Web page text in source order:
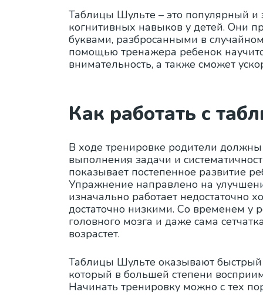
Таблицы Шульте – это популярный и
когнитивных навыков у детей. Они
буквами, разбросанными в
помощью тренажера ребенок
внимательность, а также сможет
Как работать с
В ходе тренировке родители
выполнения задачи и
показывает постепенное развитие
Упражнение направлено на
изначально работает недостаточно
достаточно низкими. Со временем у
головного мозга и даже сама
возрастет.
Таблицы Шульте оказывают
который в большей степени
Начинать тренировку можно с тех